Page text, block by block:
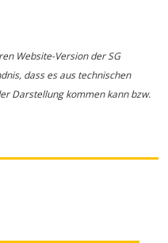
Website-Version der SG
dass es aus technischen
Darstellung kommen kann bzw.